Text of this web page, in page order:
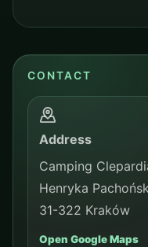
CONTACT
Address
Camping
Henryka
31-322 Kraków
Open Google Maps